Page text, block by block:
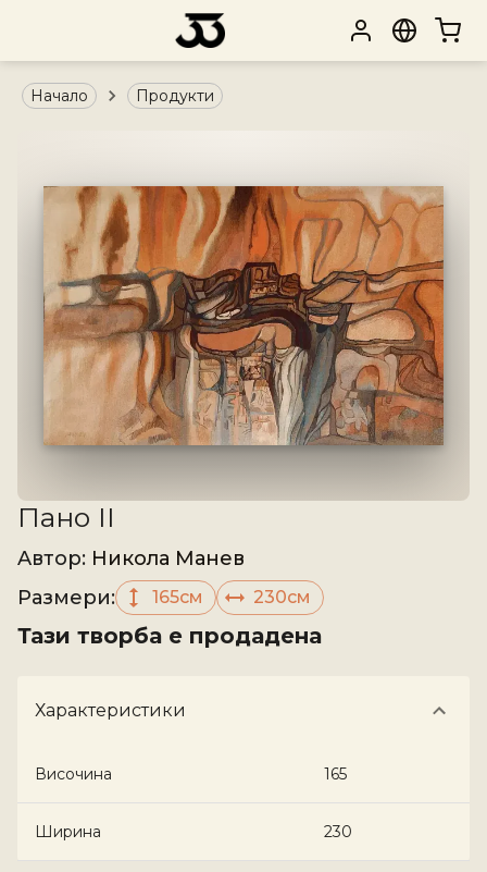
Начало Продукти
Пано II
Aвтор: Никола Манев
Размери: 165см 230см
Тази творба е продадена
Характеристики
Височина 165
Ширина 230